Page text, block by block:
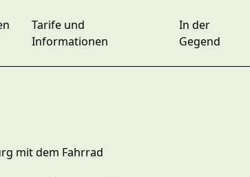
Tarife und
Informationen
In der
Gegend
mit dem Fahrrad